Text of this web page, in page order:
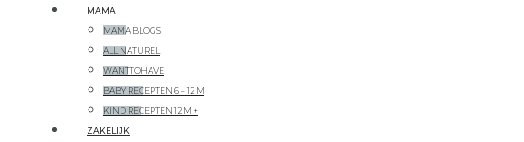
MAMA
MAMA BLOGS
ALL NATUREL
WANTTOHAVE
BABY RECEPTEN 6 – 12 M
KIND RECEPTEN 12 M +
ZAKELIJK